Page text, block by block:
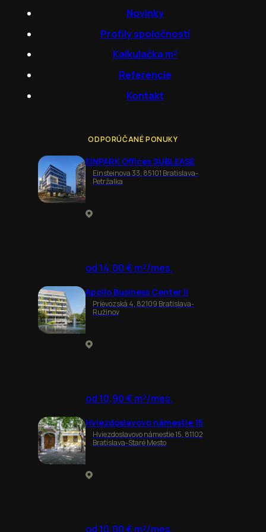
Novinky
Profily spoločností
Kalkulačka m²
Referencie
Kontakt
ODPORÚČANÉ PONUKY
EINPARK Offices SUBLEASE
Einsteinova 33, 85101 Bratislava-
Petržalka
od 14,00 € m²/mes.
Apollo Business Center II
Prievozská 4, 82109 Bratislava-
Ružinov
od 10,90 € m²/mes.
Hviezdoslavovo námestie 15
Hviezdoslavovo námestie 15, 81102
Bratislava-Staré Mesto
od 10,00 € m²/mes.